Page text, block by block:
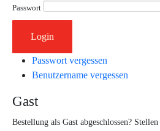
Passwort
Passwort vergessen
Benutzername vergessen
Gast
Bestellung als Gast abgeschlossen?